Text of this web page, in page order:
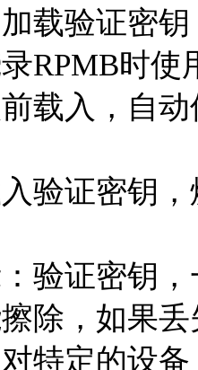
载验证密
RPMB时
载入，自
验证密钥
验证密钥
除，如果
特定的设